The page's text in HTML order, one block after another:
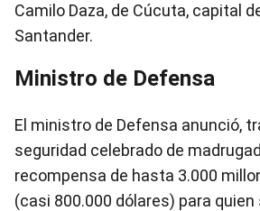
Camilo Daza, de Cúcuta, capital
Santander.
Ministro de Defensa
El ministro de Defensa anunció,
seguridad celebrado de
recompensa de hasta 3.000
(casi 800.000 dólares) para